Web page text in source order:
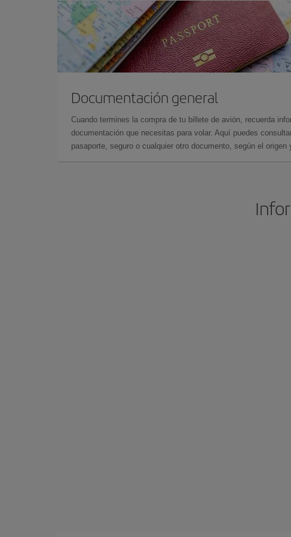
Documentación general
Cuando termines la compra de tu billete de avión, recuerda
documentación que necesitas para volar. Aquí puedes
pasaporte, seguro o cualquier otro documento, según el origen